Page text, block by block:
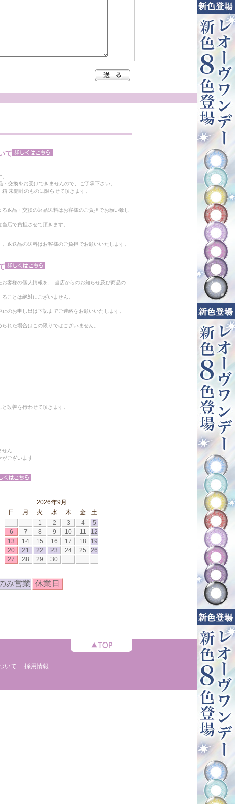
て
交換をお受けできませんので、ご了承下さい。
未開封のものに限らせて頂きます。
返品・交換の返品送料はお客様のご負担でお願い致し
店で負担させて頂きます。
返送品の送料はお客様のご負担でお願いいたします。
客様の個人情報を、 当店からのお知らせ及び商品の
ことは絶対にございません。
のお申し出は下記までご連絡をお願いいたします。
れた場合はこの限りではございません。
改善を行わせて頂きます。
ん
がございます
2026年9月
日
月 火 水 木 金
土
1
2 3 4
5
6
7 8 9 10 11
12
13
14 15 16 17 18
19
20
21 22 23 24 25
26
27
28 29 30
み営業 休業日
いて 採用情報